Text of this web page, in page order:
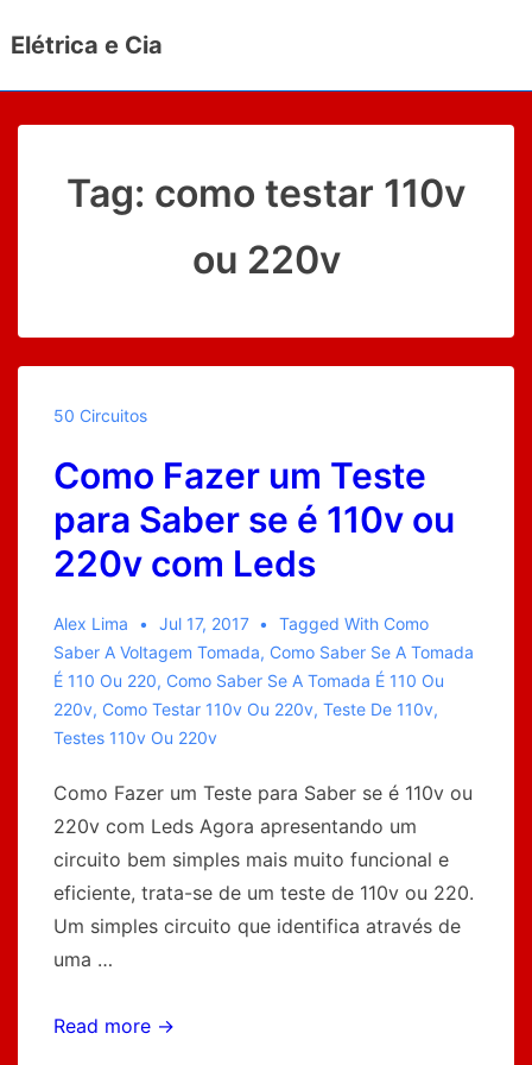
Principal
Elétrica e Cia
Tag: como testar 110v
ou 220v
50 Circuitos
Como Fazer um Teste
para Saber se é 110v ou
220v com Leds
Alex Lima Jul 17, 2017 Tagged With Como
Saber A Voltagem Tomada, Como Saber Se A Tomada
É 110 Ou 220, Como Saber Se A Tomada É 110 Ou
220v, Como Testar 110v Ou 220v, Teste De 110v,
Testes 110v Ou 220v
Como Fazer um Teste para Saber se é 110v ou
220v com Leds Agora apresentando um
circuito bem simples mais muito funcional e
eficiente, trata-se de um teste de 110v ou 220.
Um simples circuito que identifica através de
uma …
Como
Read more →